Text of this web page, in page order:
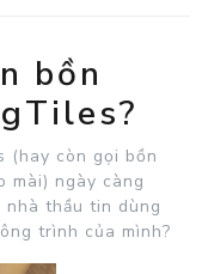
bồn
(hay còn gọi bồn
mài) ngày càng
thầu tin dùng
trình của mình?